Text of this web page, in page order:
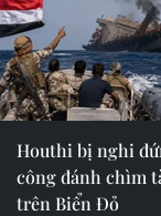
Houthi bị nghi
công đánh chìm
trên Biển Đỏ